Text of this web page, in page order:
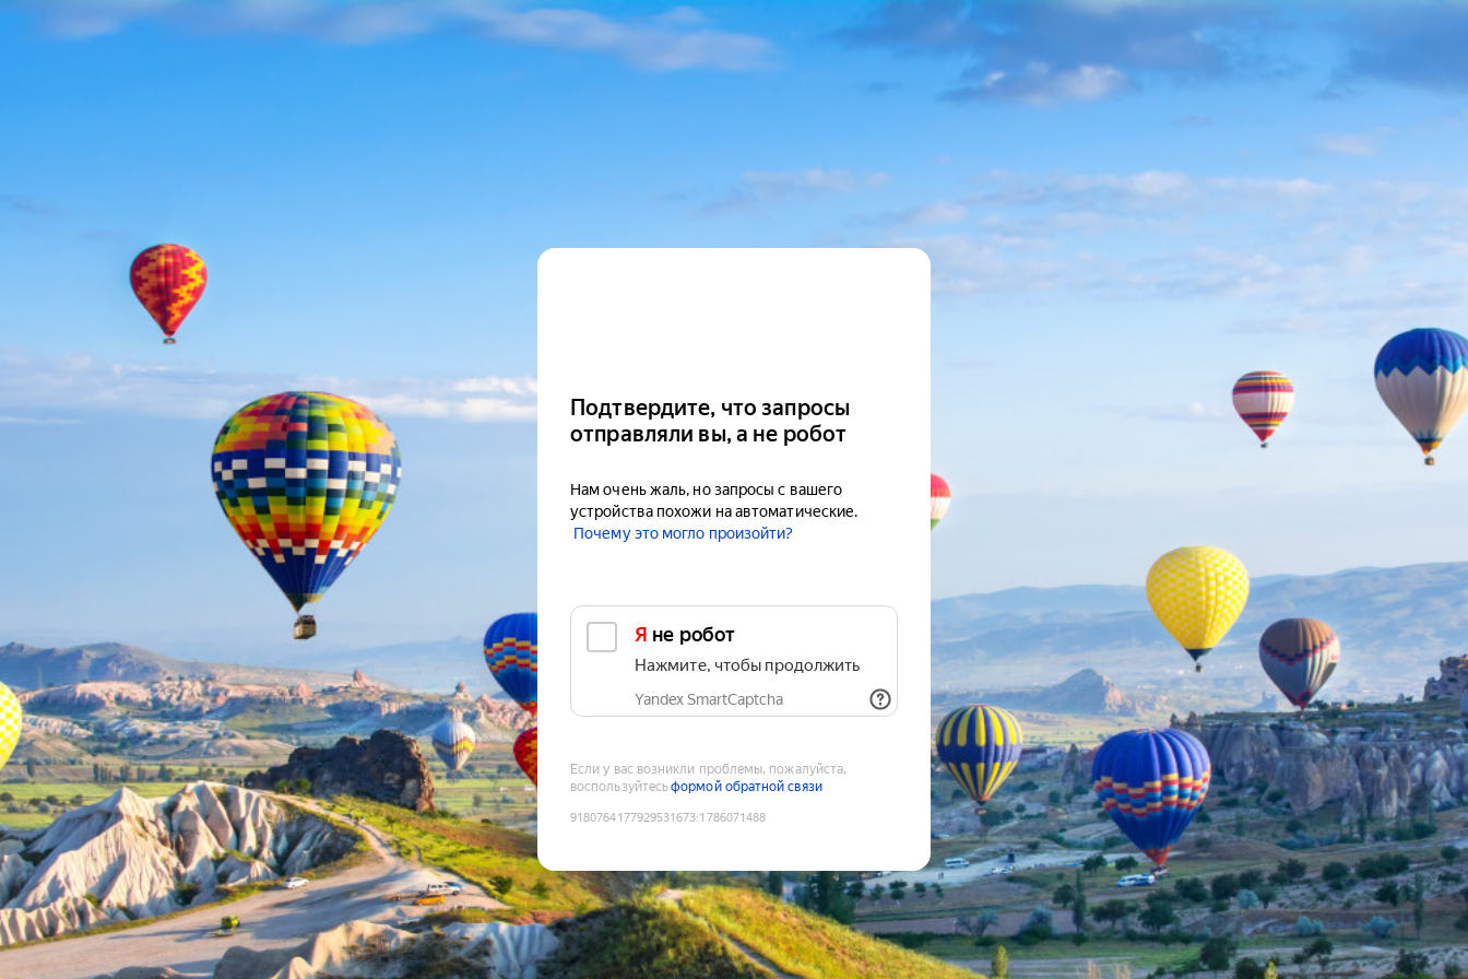
Подтвердите, что запросы
отправляли вы, а не робот
Нам очень жаль, но запросы с вашего
устройства похожи на автоматические.
Почему это могло произойти?
Я не робот
Нажмите, чтобы продолжить
Yandex SmartCaptcha
Если у вас возникли проблемы, пожалуйста,
воспользуйтесьформой обратной связи
9180764177929531673:1786071488